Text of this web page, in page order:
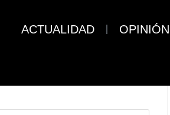
ACTUALIDAD OPINIÓN